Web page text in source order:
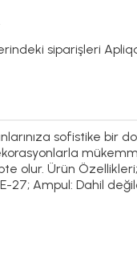
siparişleri
sofistike bir
olur. Ürün
27; Ampul: Dahil